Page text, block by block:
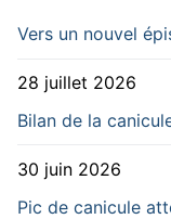
Vers un nouvel
28 juillet 2026
Bilan de la
30 juin 2026
Pic de canicule